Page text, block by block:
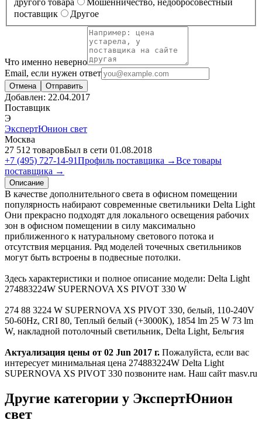
другого товара
Мошенничество, недобросовестный
поставщик
Другое
Что именно неверно
Email, если нужен ответ
Отмена Отправить
Добавлен: 22.04.2017
Поставщик
Э
ЭкспертЮнион свет
Москва
27 512 товаровБыл в сети 01.08.2018
+7 (495) 727-14-91Профиль поставщика →Все товары
поставщика →
Описание
В качестве дополнительного света в офисном помещении
популярность набирают современные светильники Delta Light
Они прекрасно подходят для локального освещения рабочих
зон в офисном помещении в силу максимально
приближенного к натуральному светового потока и
отсутствия мерцания. Ряд моделей точечных светильников
могут быть встроены в подвесные потолки.
Здесь характеристики и полное описание модели: Delta Light
274883224W SUPERNOVA XS PIVOT 330 W
274 88 3224 W SUPERNOVA XS PIVOT 330, белый, 110-240V
50-60Hz, CRI 80, Теплый белый (+3000K), 1854 lm 25 W 73 lm
W, накладной потолочный светильник, Delta Light, Бельгия
Актуализация цены от 02 Jun 2017 г. Пожалуйста, если вас
интересует минимальная цена 274883224W Delta Light
SUPERNOVA XS PIVOT 330 позвоните нам. Наш сайт masv.ru
Другие категории у ЭкспертЮнион
свет